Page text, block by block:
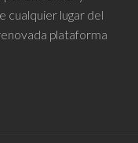
cualquier lugar del
plataforma